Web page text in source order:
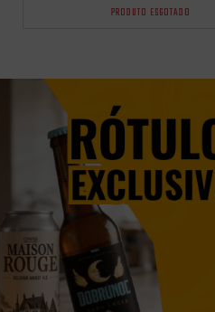
PRODUTO ESGOTADO